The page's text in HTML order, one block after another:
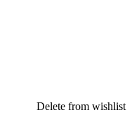
Delete from wishlist